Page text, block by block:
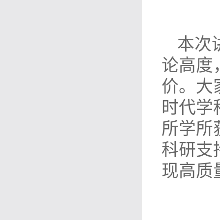
本次
论高度
价。大
时代学
所学所
科研支
现高质